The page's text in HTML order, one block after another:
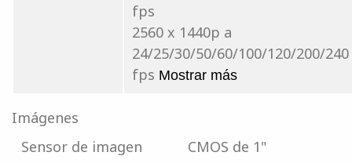
fps
2560 x 1440p a
24/25/30/50/60/100/120/200/240
fps Mostrar más
Imágenes
Sensor de imagen
CMOS de 1"